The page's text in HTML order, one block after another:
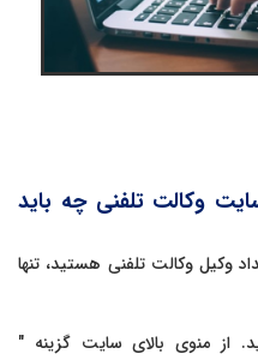
وکالت تلفنی چه باید
وکیل وکالت تلفنی هستید، تنها
از منوی بالای سایت گزینه "